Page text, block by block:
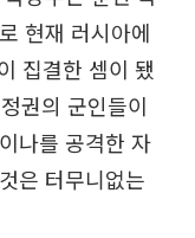
현재 러시아에
집결한 셈이 됐
권의 군인들이
나를 공격한 자
은 터무니없는